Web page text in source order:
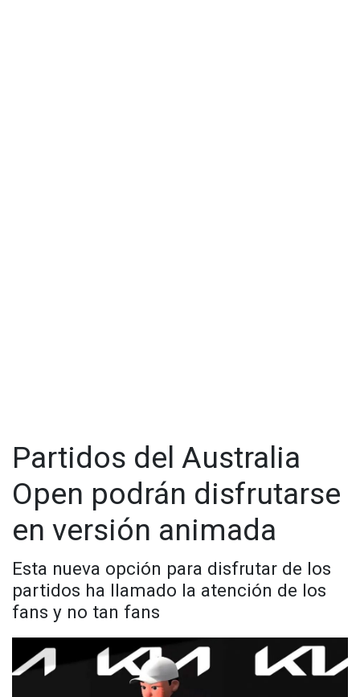
Partidos del Australia
Open podrán disfrutarse
en versión animada
Esta nueva opción para disfrutar de los
partidos ha llamado la atención de los
fans y no tan fans